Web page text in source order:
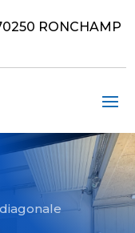
RONCHAMP